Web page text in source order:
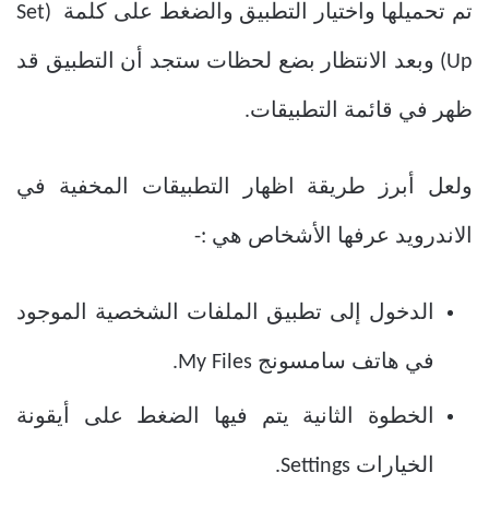
تم تحميلها واختيار التطبيق والضغط على كلمة (Set
Up) وبعد الانتظار بضع لحظات ستجد أن التطبيق قد
ظهر في قائمة التطبيقات.
ولعل أبرز طريقة اظهار التطبيقات المخفية في
الاندرويد عرفها الأشخاص هي :-
الدخول إلى تطبيق الملفات الشخصية الموجود
في هاتف سامسونج My Files.
الخطوة الثانية يتم فيها الضغط على أيقونة
الخيارات Settings.